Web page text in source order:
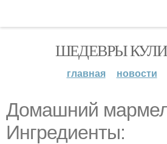
ШЕДЕВРЫ
главная новости
Домашний
Ингредиенты: